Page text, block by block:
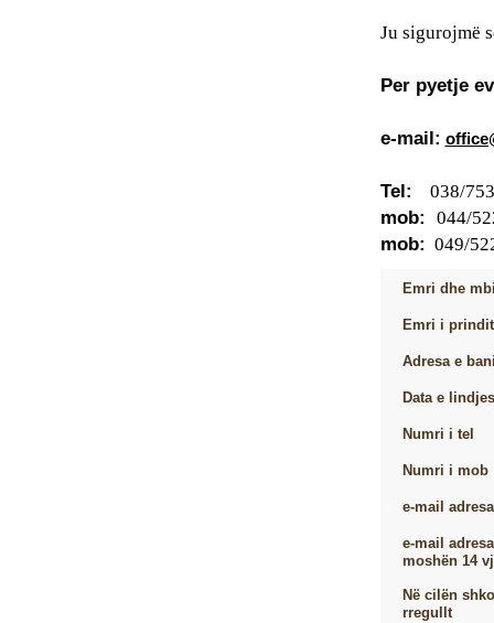
Ju sigurojmë
Per pyetje
e-mail:
Tel: 038/
mob: 044/
mob: 049/
Emri dhe
Emri i
Adresa e
Data e lindjes
Numri i tel
Numri i mob
e-mail adresa
e-mail
moshën 14
Në cilën
rregullt